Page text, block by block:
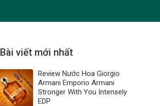
Bài viết mới nhất
Review Nước Hoa Giorgio
Armani Emporio Armani
Stronger With You Intensely
EDP